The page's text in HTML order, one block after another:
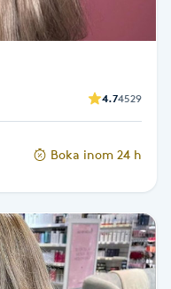
4.74529
Boka inom 24 h